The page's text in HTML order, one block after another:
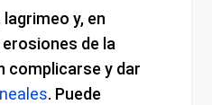
y, en
de la
complicarse y dar
. Puede